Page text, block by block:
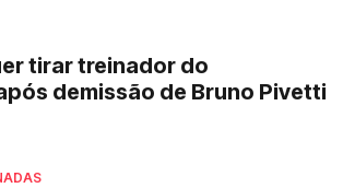
tirar treinador do
demissão de Bruno Pivetti